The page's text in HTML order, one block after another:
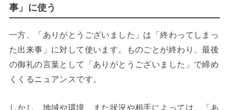
事」に使う
一方、「ありがとうございました」は「終わってしまっ
た出来事」に対して使います。ものごとが終わり、最後
の御礼の言葉として「ありがとうございました」で締め
くくるニュアンスです。
しかし、地域や環境、また状況や相手によっては、「あ